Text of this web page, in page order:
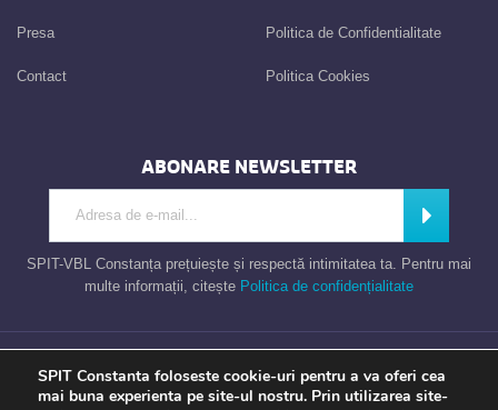
Presa
Contact
Politica de Confidentialitate
Politica Cookies
ABONARE NEWSLETTER
SPIT-VBL Constanța prețuiește și respectă intimitatea ta. Pentru mai
multe informații, citește Politica de confidențialitate
Taxe Constanta
SPIT Constanta foloseste cookie-uri pentru a va oferi cea
mai buna experienta pe site-ul nostru. Prin utilizarea site-